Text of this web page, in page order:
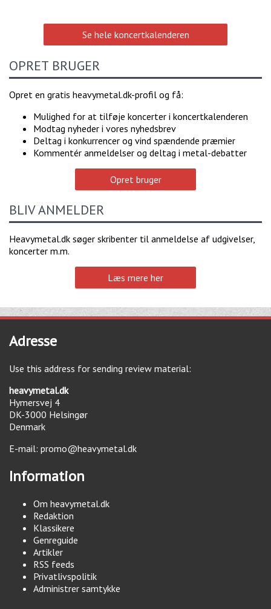
Se hele koncertkalenderen
OPRET BRUGER
Opret en gratis heavymetal.dk-profil og få:
Mulighed for at tilføje koncerter i koncertkalenderen
Modtag nyheder i vores nyhedsbrev
Deltag i konkurrencer og vind spændende præmier
Kommentér anmeldelser og deltag i metal-debatter
Opret bruger
BLIV ANMELDER
Heavymetal.dk søger skribenter til anmeldelse af udgivelser,
koncerter m.m.
Læs mere her
Adresse
Use this address for sending review material:
heavymetal.dk
Hymersvej 4
DK-3000 Helsingør
Denmark
E-mail: promo@heavymetal.dk
Information
Om heavymetal.dk
Redaktion
Klassikere
Genreguide
Artikler
RSS feeds
Privatlivspolitik
Administrer samtykke